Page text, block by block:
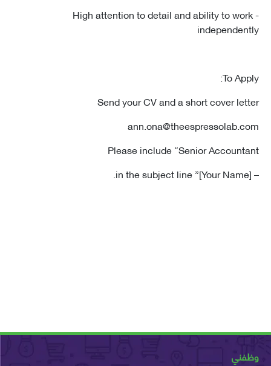
- High attention to detail and ability to
To
Send your CV and a short cover
Please include “Senior